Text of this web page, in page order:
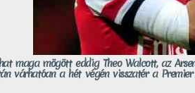
maga mögött eddig Theo Walcott, az
várhatóan a hét végén visszatér a